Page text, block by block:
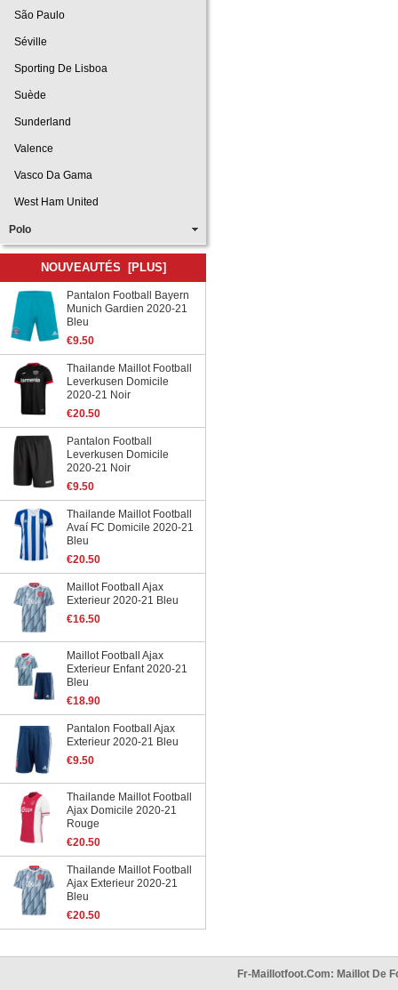
São Paulo
Séville
Sporting De Lisboa
Suède
Sunderland
Valence
Vasco Da Gama
West Ham United
Polo
NOUVEAUTÉS [PLUS]
Pantalon Football Bayern
Munich Gardien 2020-21
Bleu
€9.50
Thailande Maillot Football
Leverkusen Domicile
2020-21 Noir
€20.50
Pantalon Football
Leverkusen Domicile
2020-21 Noir
€9.50
Thailande Maillot Football
Avaí FC Domicile 2020-21
Bleu
€20.50
Maillot Football Ajax
Exterieur 2020-21 Bleu
€16.50
Maillot Football Ajax
Exterieur Enfant 2020-21
Bleu
€18.90
Pantalon Football Ajax
Exterieur 2020-21 Bleu
€9.50
Thailande Maillot Football
Ajax Domicile 2020-21
Rouge
€20.50
Thailande Maillot Football
Ajax Exterieur 2020-21
Bleu
€20.50
Fr-Maillotfoot.com: Maillot De